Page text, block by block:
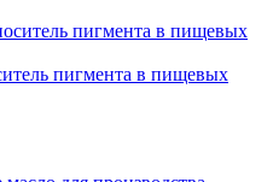
пигмента в пищевых